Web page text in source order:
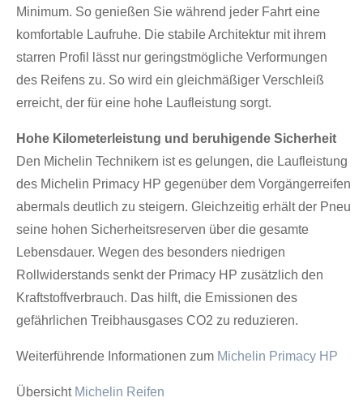
Minimum. So genießen Sie während jeder Fahrt eine
komfortable Laufruhe. Die stabile Architektur mit ihrem
starren Profil lässt nur geringstmögliche Verformungen
des Reifens zu. So wird ein gleichmäßiger Verschleiß
erreicht, der für eine hohe Laufleistung sorgt.
Hohe Kilometerleistung und beruhigende Sicherheit
Den Michelin Technikern ist es gelungen, die Laufleistung
des Michelin Primacy HP gegenüber dem Vorgängerreifen
abermals deutlich zu steigern. Gleichzeitig erhält der Pneu
seine hohen Sicherheitsreserven über die gesamte
Lebensdauer. Wegen des besonders niedrigen
Rollwiderstands senkt der Primacy HP zusätzlich den
Kraftstoffverbrauch. Das hilft, die Emissionen des
gefährlichen Treibhausgases CO2 zu reduzieren.
Weiterführende Informationen zum Michelin Primacy HP
Übersicht Michelin Reifen